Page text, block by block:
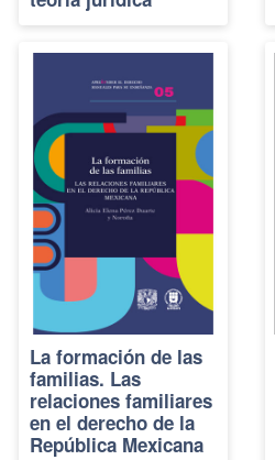
La formación de las
familias. Las
relaciones familiares
en el derecho de la
República Mexicana